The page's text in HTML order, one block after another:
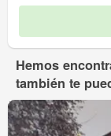
Hemos
también te